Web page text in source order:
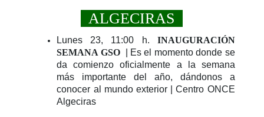
ALGECIRAS
Lunes 23, 11:00 h. INAUGURACIÓN
SEMANA GSO| Es el momento donde se
da comienzo oficialmente a la semana
más importante del año, dándonos a
conocer al mundo exterior | Centro ONCE
Algeciras